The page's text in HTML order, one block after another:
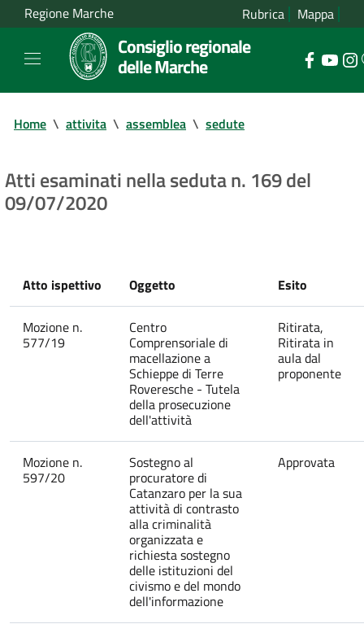
Regione Marche Rubrica Mappa
Consiglio regionale
delle Marche
Home \ attivita \ assemblea \ sedute
Atti esaminati nella seduta n. 169 del
09/07/2020
Atto ispettivo Oggetto Esito
Mozione n.
577/19
Centro
Comprensoriale di
macellazione a
Schieppe di Terre
Roveresche - Tutela
della prosecuzione
dell'attività
Ritirata,
Ritirata in
aula dal
proponente
Mozione n.
597/20
Sostegno al
procuratore di
Catanzaro per la sua
attività di contrasto
alla criminalità
organizzata e
richiesta sostegno
delle istituzioni del
civismo e del mondo
dell'informazione
Approvata